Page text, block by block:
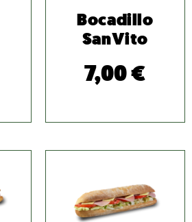
Bocadillo
SanVito
7,00€